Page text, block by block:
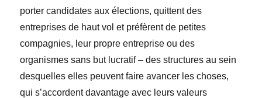
porter candidates aux élections, quittent des
entreprises de haut vol et préfèrent de petites
compagnies, leur propre entreprise ou des
organismes sans but lucratif – des structures au sein
desquelles elles peuvent faire avancer les choses,
qui s’accordent davantage avec leurs valeurs